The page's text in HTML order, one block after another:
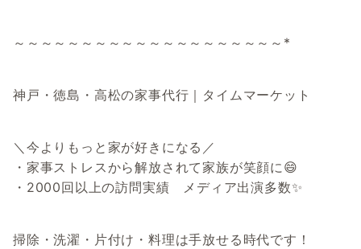
～～～～～～～～～～～～～～～～～～～～*
神戸・徳島・高松の家事代行｜タイムマーケット
＼今よりもっと家が好きになる／
・家事ストレスから解放されて家族が笑顔に😄
・2000回以上の訪問実績 メディア出演多数✨
掃除・洗濯・片付け・料理は手放せる時代です！